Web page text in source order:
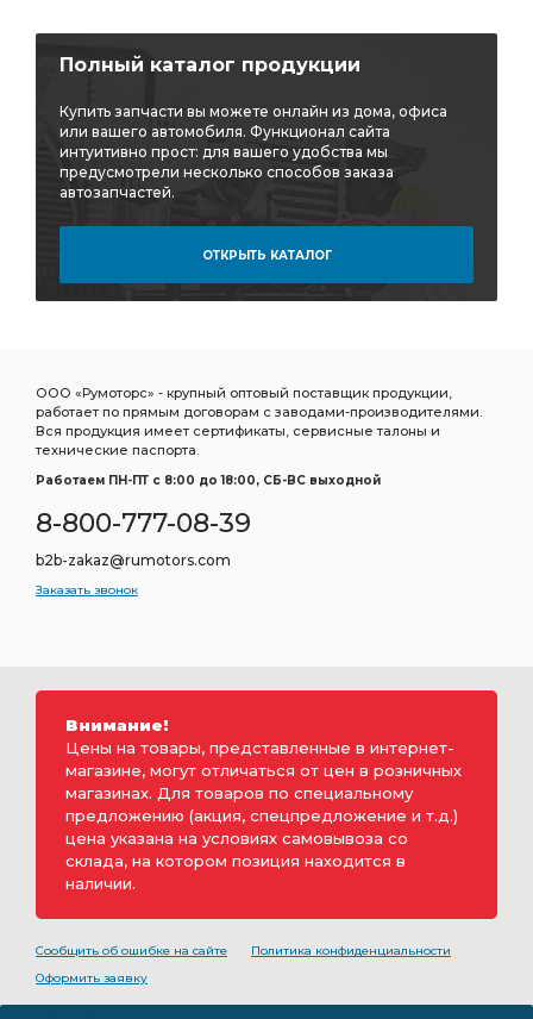
Полный каталог продукции
Купить запчасти вы можете онлайн из дома, офиса
или вашего автомобиля. Функционал сайта
интуитивно прост: для вашего удобства мы
предусмотрели несколько способов заказа
автозапчастей.
ОТКРЫТЬ КАТАЛОГ
ООО «Румоторс» - крупный оптовый поставщик продукции,
работает по прямым договорам с заводами-производителями.
Вся продукция имеет сертификаты, сервисные талоны и
технические паспорта.
Работаем ПН-ПТ c 8:00 до 18:00, СБ-ВС выходной
8-800-777-08-39
b2b-zakaz@rumotors.com
Заказать звонок
Внимание!
Цены на товары, представленные в интернет-
магазине, могут отличаться от цен в розничных
магазинах. Для товаров по специальному
предложению (акция, спецпредложение и т.д.)
цена указана на условиях самовывоза со
склада, на котором позиция находится в
наличии.
Сообщить об ошибке на сайте
Политика конфиденциальности
Оформить заявку